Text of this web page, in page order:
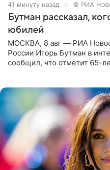
41 минуту назад © РИА
Бутман рассказал,
юбилей
МОСКВА, 8 авг — РИА
России Игорь Бутман в
сообщил, что отметит 65-